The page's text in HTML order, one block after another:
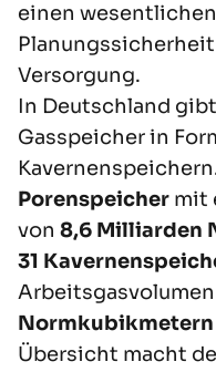
einen
Versorgung.
In Deutschland
Gasspeicher in
Porenspeicher mit
von 8,6 Milliarden
31
Normkubikmetern
Übersicht macht